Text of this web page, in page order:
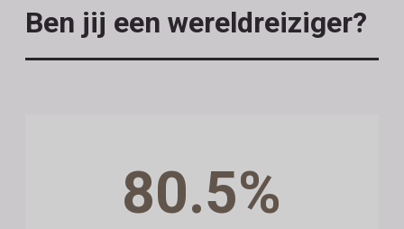
Ben jij een wereldreiziger?
80.5%